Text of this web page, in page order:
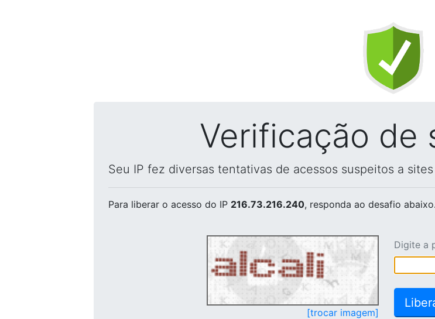
Verificação de
Seu IP fez diversas tentativas de acessos suspeitos a
Para liberar o acesso do IP 216.73.216.240, responda ao desafio abaixo.
[trocar imagem]
Digite a